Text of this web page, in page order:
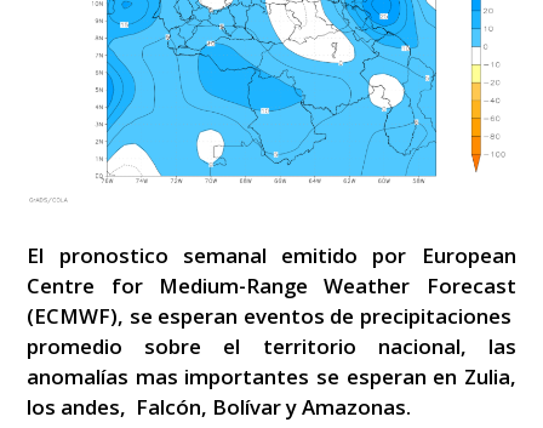
El pronostico semanal emitido por European
Centre for Medium-Range Weather Forecast
(ECMWF), se esperan eventos de precipitaciones
promedio sobre el territorio nacional, las
anomalías mas importantes se esperan en Zulia,
los andes, Falcón, Bolívar y Amazonas.